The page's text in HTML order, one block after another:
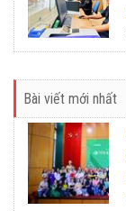
Bài viết mới nhất